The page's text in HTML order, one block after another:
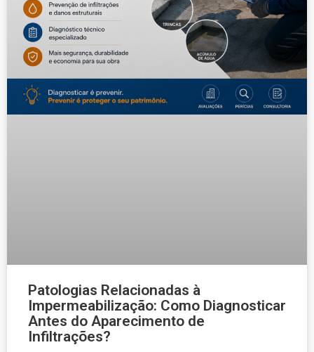
Patologias Relacionadas à
Impermeabilização: Como Diagnosticar
Antes do Aparecimento de
Infiltrações?